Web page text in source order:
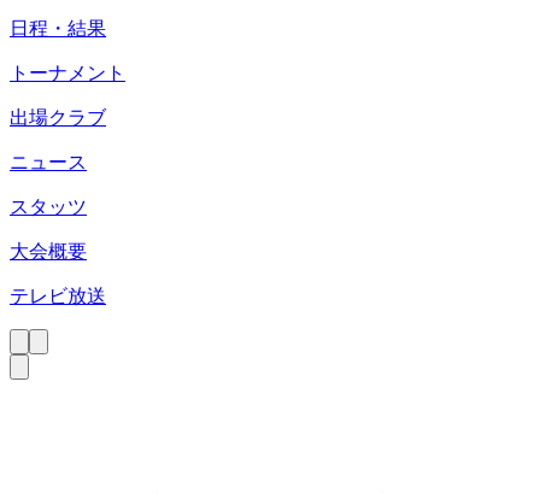
日程・結果
トーナメント
出場クラブ
ニュース
スタッツ
大会概要
テレビ放送